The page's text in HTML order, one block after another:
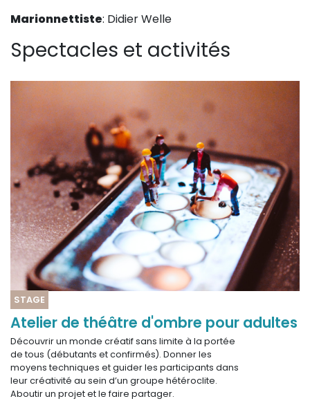
Marionnettiste: Didier Welle
Spectacles et activités
STAGE
Atelier de théâtre d'ombre pour adultes
Découvrir un monde créatif sans limite à la portée
de tous (débutants et confirmés). Donner les
moyens techniques et guider les participants dans
leur créativité au sein d’un groupe hétéroclite.
Aboutir un projet et le faire partager.